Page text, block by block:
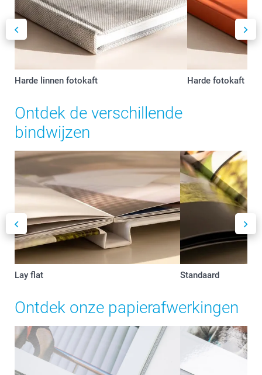
Harde linnen fotokaft Harde fotokaft
Ontdek de verschillende
bindwijzen
Lay flat Standaard
Ontdek onze papierafwerkingen